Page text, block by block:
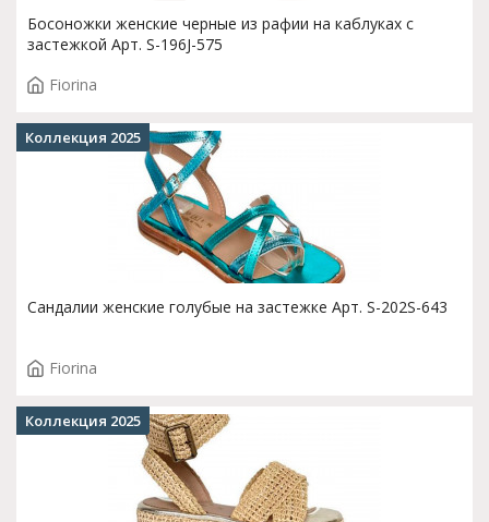
Босоножки женские черные из рафии на каблуках с
застежкой Арт. S-196J-575
Fiorina
Сандалии женские голубые на застежке Арт. S-202S-643
Fiorina
Коллекция 2025
Коллекция 2025